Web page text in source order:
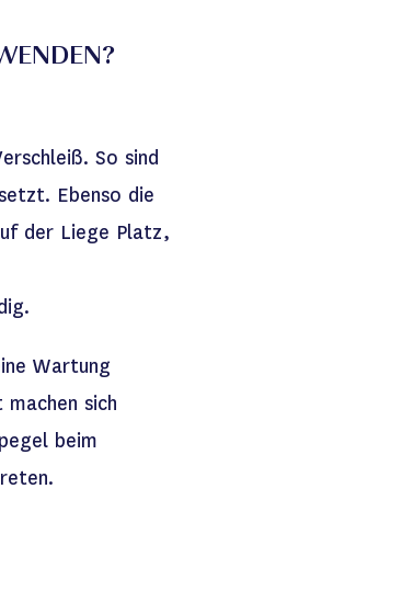
So sind
Ebenso die
der Liege Platz,
Wartung
sich
beim